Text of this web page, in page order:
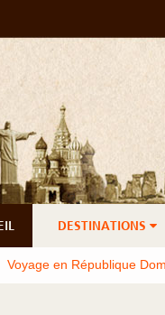
DESTINATIONS
Voyage en République